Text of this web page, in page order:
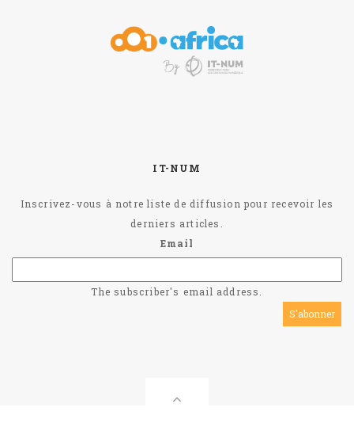
IT-NUM
Inscrivez-vous à notre liste de diffusion pour recevoir les
derniers articles.
Email
The subscriber's email address.